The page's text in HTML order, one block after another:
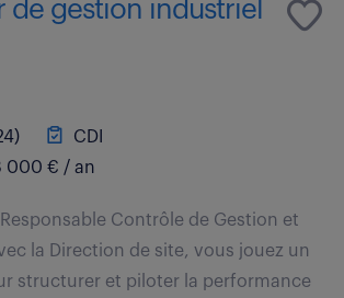
de gestion industriel
CDI
000 € / an
Contrôle de Gestion et
la Direction de site, vous jouez un
structurer et piloter la performance